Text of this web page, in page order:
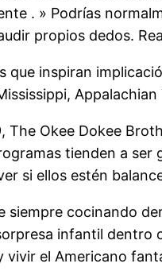
. » Podrías
propios dedos.
que inspiran
The Okee Dokee
tienden a
si ellos estén
siempre cocinando
infantil dentro
vivir el Americano